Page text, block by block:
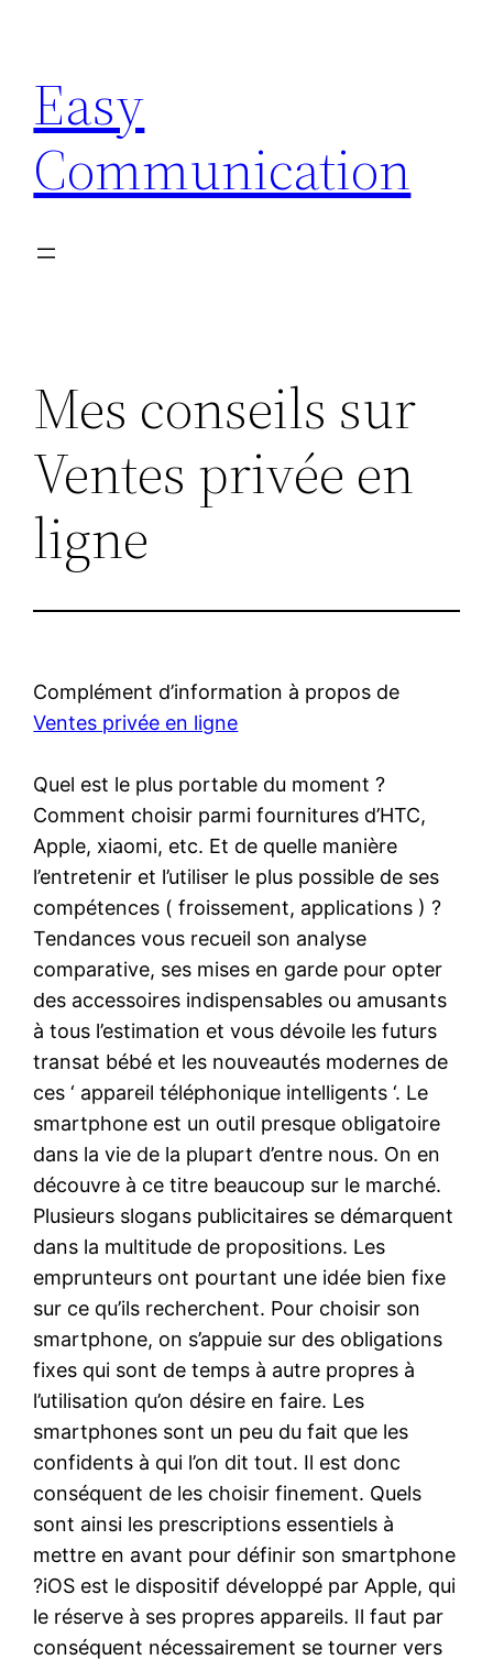
contenu
Easy
Communication
Mes conseils sur
Ventes privée en
ligne
Complément d’information à propos de
Ventes privée en ligne
Quel est le plus portable du moment ?
Comment choisir parmi fournitures d’HTC,
Apple, xiaomi, etc. Et de quelle manière
l’entretenir et l’utiliser le plus possible de ses
compétences ( froissement, applications ) ?
Tendances vous recueil son analyse
comparative, ses mises en garde pour opter
des accessoires indispensables ou amusants
à tous l’estimation et vous dévoile les futurs
transat bébé et les nouveautés modernes de
ces ‘ appareil téléphonique intelligents ‘. Le
smartphone est un outil presque obligatoire
dans la vie de la plupart d’entre nous. On en
découvre à ce titre beaucoup sur le marché.
Plusieurs slogans publicitaires se démarquent
dans la multitude de propositions. Les
emprunteurs ont pourtant une idée bien fixe
sur ce qu’ils recherchent. Pour choisir son
smartphone, on s’appuie sur des obligations
fixes qui sont de temps à autre propres à
l’utilisation qu’on désire en faire. Les
smartphones sont un peu du fait que les
confidents à qui l’on dit tout. Il est donc
conséquent de les choisir finement. Quels
sont ainsi les prescriptions essentiels à
mettre en avant pour définir son smartphone
?iOS est le dispositif développé par Apple, qui
le réserve à ses propres appareils. Il faut par
conséquent nécessairement se tourner vers